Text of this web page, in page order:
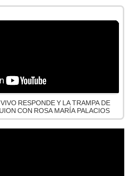
RESPONDE Y LA TRAMPA DE
CON ROSA MARÍA PALACIOS